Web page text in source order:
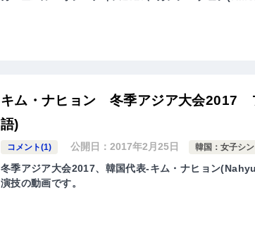
キム・ナヒョン 冬季アジア大会2017
語)
コメント(1) 公開日：2017年2月25日 韓国：女子シ
冬季アジア大会2017、韓国代表-キム・ナヒョン
演技の動画です。